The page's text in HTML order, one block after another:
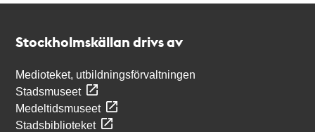
Stockholmskällan drivs av
Medioteket, utbildningsförvaltningen
Stadsmuseet
Medeltidsmuseet
Stadsbiblioteket